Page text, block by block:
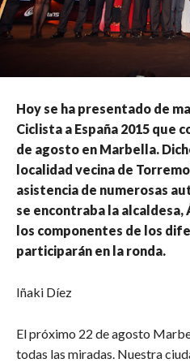
Hoy se ha presentado de
Ciclista a España 2015 que
de agosto en Marbella.
localidad vecina de
asistencia de numerosas
se encontraba la alcaldesa,
los componentes de los
participarán en la ronda.
Iñaki Díez
El próximo 22 de agosto
todas las miradas. Nuestra